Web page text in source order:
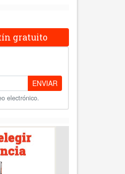
gratuito
ENVIAR
electrónico.